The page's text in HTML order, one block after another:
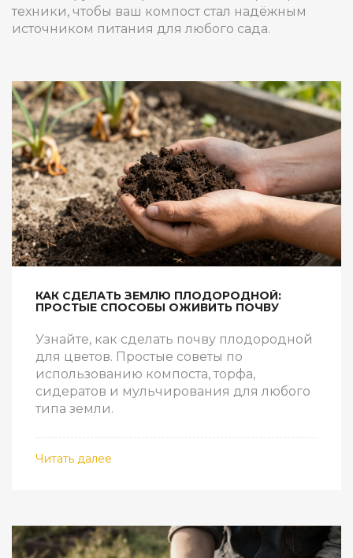
техники, чтобы ваш компост стал надёжным
источником питания для любого сада.
КАК СДЕЛАТЬ ЗЕМЛЮ ПЛОДОРОДНОЙ:
ПРОСТЫЕ СПОСОБЫ ОЖИВИТЬ ПОЧВУ
Узнайте, как сделать почву плодородной
для цветов. Простые советы по
использованию компоста, торфа,
сидератов и мульчирования для любого
типа земли.
Читать далее